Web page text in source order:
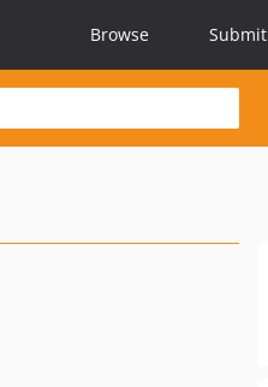
Browse Submit